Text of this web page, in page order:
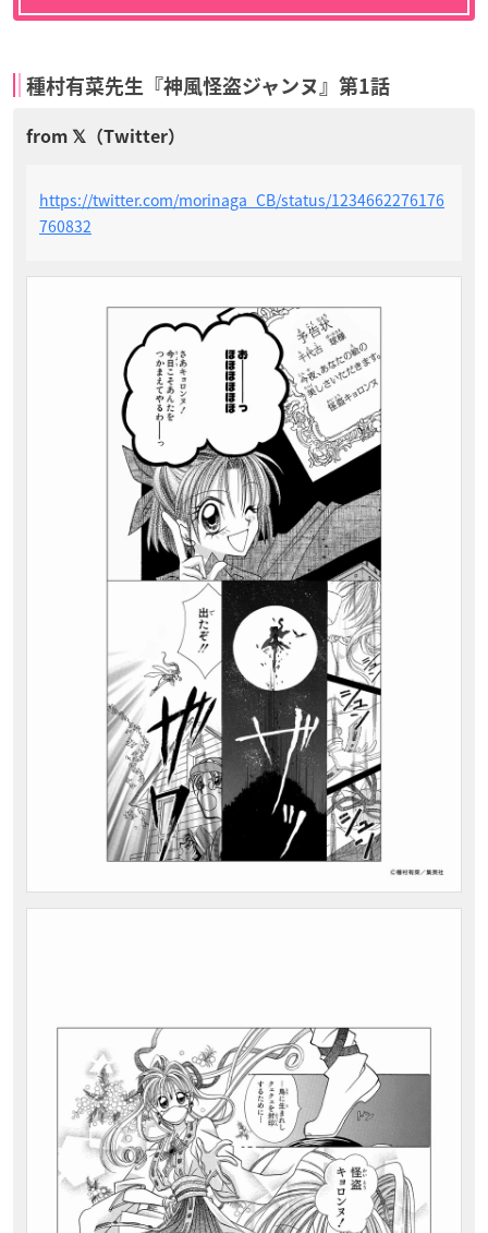
種村有菜先生『神風怪盗ジャンヌ』第1話
https://twitter.com/morinaga_CB/status/1234662276176
760832